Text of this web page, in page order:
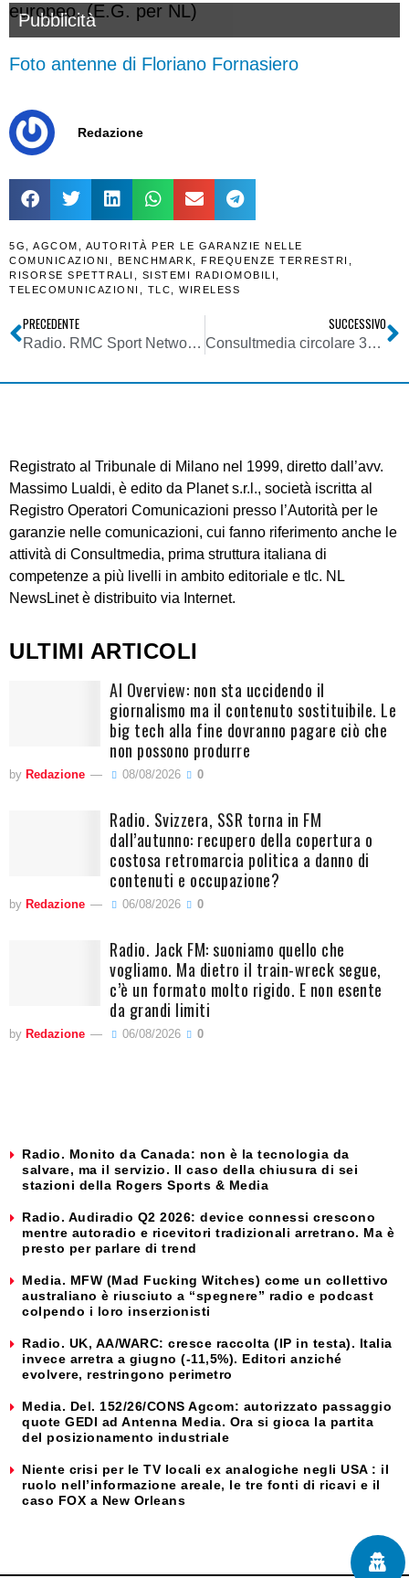
europeo. (E.G. per NL)
Pubblicità
Foto antenne di Floriano Fornasiero
Redazione
5G AGCOM
AUTORITÀ PER LE GARANZIE NELLE
COMUNICAZIONI
BENCHMARK FREQUENZE TERRESTRI
RISORSE SPETTRALI
SISTEMI RADIOMOBILI
TELECOMUNICAZIONI
TLC WIRELESS
PRECEDENTE
Radio. RMC Sport Network: a due giorni dal via il punto tra compagine, diffusione e obiettivi editoriali e commerciali
SUCCESSIVO
Consultmedia circolare 31012018 chiarimenti su integrazione della rete digitale DTT
Registrato al Tribunale di Milano nel 1999, diretto dall’avv.
Massimo Lualdi, è edito da Planet s.r.l., società iscritta al
Registro Operatori Comunicazioni presso l’Autorità per le
garanzie nelle comunicazioni, cui fanno riferimento anche le
attività di Consultmedia, prima struttura italiana di
competenze a più livelli in ambito editoriale e tlc. NL
NewsLinet è distribuito via Internet.
ULTIMI ARTICOLI
AI Overview: non sta uccidendo il
giornalismo ma il contenuto sostituibile. Le
big tech alla fine dovranno pagare ciò che
non possono produrre
by Redazione 08/08/2026 0
Radio. Svizzera, SSR torna in FM
dall’autunno: recupero della copertura o
costosa retromarcia politica a danno di
contenuti e occupazione?
by Redazione 06/08/2026 0
Radio. Jack FM: suoniamo quello che
vogliamo. Ma dietro il train-wreck segue,
c’è un formato molto rigido. E non esente
da grandi limiti
by Redazione 06/08/2026 0
Radio. Monito da Canada: non è la tecnologia da
salvare, ma il servizio. Il caso della chiusura di sei
stazioni della Rogers Sports & Media
Radio. Audiradio Q2 2026: device connessi crescono
mentre autoradio e ricevitori tradizionali arretrano. Ma è
presto per parlare di trend
Media. MFW (Mad Fucking Witches) come un collettivo
australiano è riusciuto a “spegnere” radio e podcast
colpendo i loro inserzionisti
Radio. UK, AA/WARC: cresce raccolta (IP in testa). Italia
invece arretra a giugno (-11,5%). Editori anziché
evolvere, restringono perimetro
Media. Del. 152/26/CONS Agcom: autorizzato passaggio
quote GEDI ad Antenna Media. Ora si gioca la partita
del posizionamento industriale
Niente crisi per le TV locali ex analogiche negli USA : il
ruolo nell’informazione areale, le tre fonti di ricavi e il
caso FOX a New Orleans